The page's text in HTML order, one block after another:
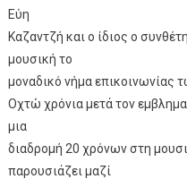
Εύη
Καζαντζή και ο ίδιος ο
μουσική το
μοναδικό νήμα επικοινωνίας
Οχτώ χρόνια μετά τον
μια
διαδρομή 20 χρόνων στη
παρουσιάζει μαζί